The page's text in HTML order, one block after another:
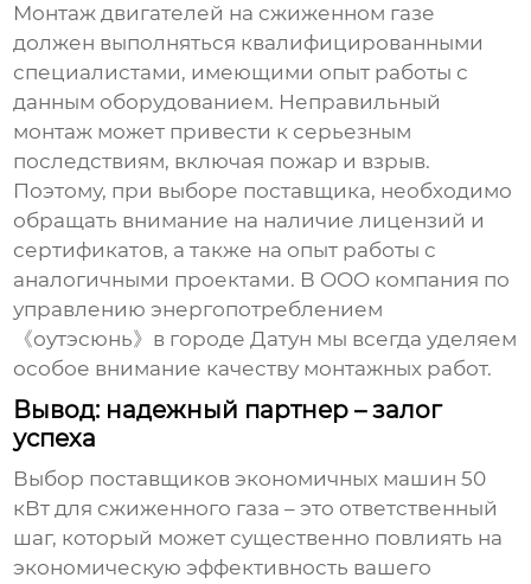
Монтаж двигателей на сжиженном газе
должен выполняться квалифицированными
специалистами, имеющими опыт работы с
данным оборудованием. Неправильный
монтаж может привести к серьезным
последствиям, включая пожар и взрыв.
Поэтому, при выборе поставщика, необходимо
обращать внимание на наличие лицензий и
сертификатов, а также на опыт работы с
аналогичными проектами. В OOO компания по
управлению энергопотреблением
《оутэсюнь》в городе Датун мы всегда уделяем
особое внимание качеству монтажных работ.
Вывод: надежный партнер – залог
успеха
Выбор поставщиков экономичных машин 50
кВт для сжиженного газа – это ответственный
шаг, который может существенно повлиять на
экономическую эффективность вашего